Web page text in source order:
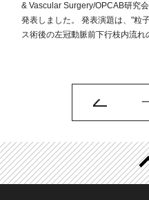
& Vascular Surgery/OPCAB研究
発表しました。 発表演題は、"粒
ス術後の左冠動脈前下行枝内流れ